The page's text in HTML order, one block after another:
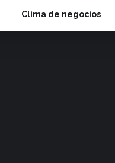
Clima de negocios